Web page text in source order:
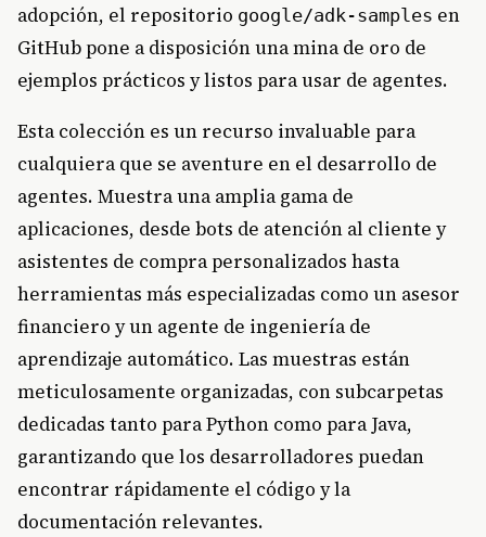
adopción, el repositorio google/adk-samples en
GitHub pone a disposición una mina de oro de
ejemplos prácticos y listos para usar de agentes.
Esta colección es un recurso invaluable para
cualquiera que se aventure en el desarrollo de
agentes. Muestra una amplia gama de
aplicaciones, desde bots de atención al cliente y
asistentes de compra personalizados hasta
herramientas más especializadas como un asesor
financiero y un agente de ingeniería de
aprendizaje automático. Las muestras están
meticulosamente organizadas, con subcarpetas
dedicadas tanto para Python como para Java,
garantizando que los desarrolladores puedan
encontrar rápidamente el código y la
documentación relevantes.